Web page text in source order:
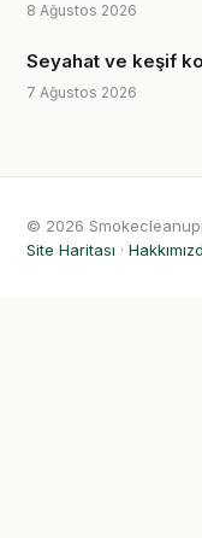
8 Ağustos 2026
Seyahat ve keşif
7 Ağustos 2026
© 2026
Site Haritası ·